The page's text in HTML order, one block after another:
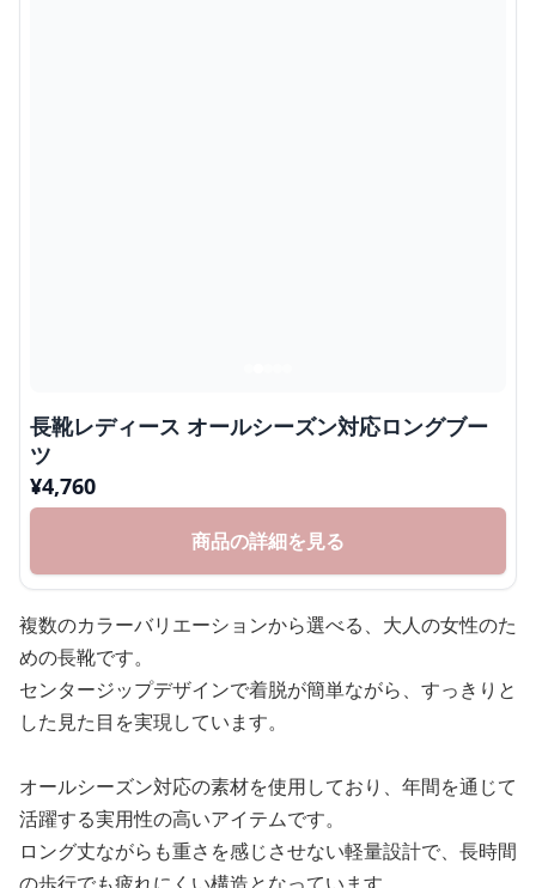
長靴レディース オールシーズン対応ロングブー
ツ
¥4,760
商品の詳細を見る
複数のカラーバリエーションから選べる、大人の女性のた
めの長靴です。
センタージップデザインで着脱が簡単ながら、すっきりと
した見た目を実現しています。
オールシーズン対応の素材を使用しており、年間を通じて
活躍する実用性の高いアイテムです。
ロング丈ながらも重さを感じさせない軽量設計で、長時間